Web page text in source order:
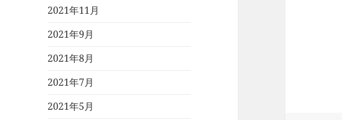
2021年11月
2021年9月
2021年8月
2021年7月
2021年5月